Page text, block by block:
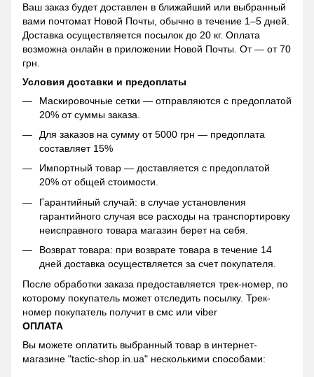
Ваш заказ будет доставлен в ближайший или выбранный
вами почтомат Новой Почты, обычно в течение 1–5 дней.
Доставка осуществляется посылок до 20 кг. Оплата
возможна онлайн в приложении Новой Почты. От — от 70
грн.
Условия доставки и предоплаты
Маскировочные сетки — отправляются с предоплатой
20% от суммы заказа.
Для заказов на сумму от 5000 грн — предоплата
составляет 15%
Импортный товар — доставляется с предоплатой
20% от общей стоимости.
Гарантийный случай: в случае установления
гарантийного случая все расходы на транспортировку
неисправного товара магазин берет на себя.
Возврат товара: при возврате товара в течение 14
дней доставка осуществляется за счет покупателя.
После обработки заказа предоставляется трек-номер, по
которому покупатель может отследить посылку. Трек-
номер покупатель получит в смс или viber
ОПЛАТА
Вы можете оплатить выбранный товар в интернет-
магазине "tactic-shop.in.ua" несколькими способами: